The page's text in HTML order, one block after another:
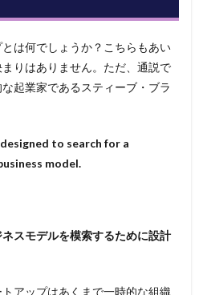
は何でしょうか？こちらもあい
りはありません。ただ、通説で
起業家であるスティーブ・ブラ
to search for a
model.
スモデルを模索するために設計
アップはあくまで一時的な組織